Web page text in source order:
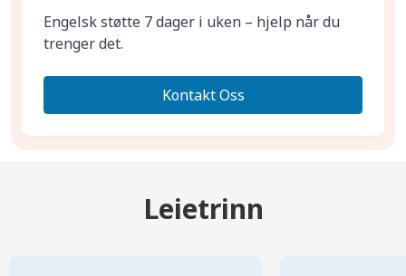
Engelsk støtte 7 dager i uken – hjelp når du
trenger det.
Kontakt Oss
Leietrinn